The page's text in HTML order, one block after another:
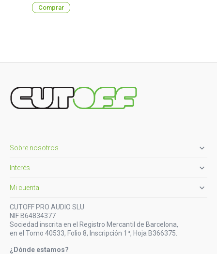
Comprar
Sobre nosotros 
Interés 
Mi cuenta 
CUTOFF PRO AUDIO SLU
NIF B64834377
Sociedad inscrita en el Registro Mercantil de Barcelona,
en el Tomo 40533, Folio 8, Inscripción 1ª, Hoja B366375.
¿Dónde estamos?